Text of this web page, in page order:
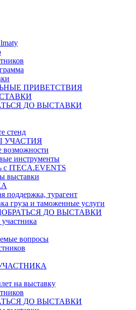
ПРИВЕТСТВИЯ
ДО ВЫСТАВКИ
стенд
УЧАСТИЯ
возможности
инструменты
с ITECA.EVENTS
выставки
поддержка, турагент
груза и таможенные услуги
ДО ВЫСТАВКИ
вопросы
на выставку
ДО ВЫСТАВКИ